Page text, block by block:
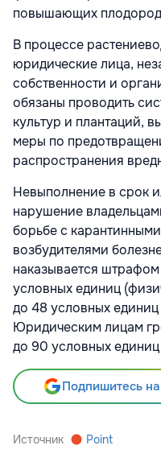
повышающих
В процессе
юридические лица,
собственности и
обязаны проводить
культур и плантаций,
меры по
распространения
Невыполнение в срок
нарушение
борьбе с
возбудителями
наказывается
условных единиц
до 48 условных единиц
Юридическим лицам
до 90 условных
Подпишитесь
Источник Point